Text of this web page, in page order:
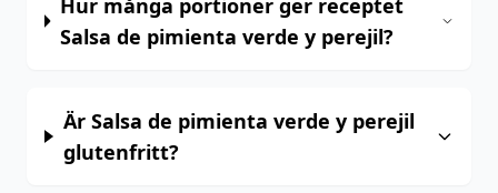
Hur många portioner ger receptet
Salsa de pimienta verde y perejil?
Är Salsa de pimienta verde y perejil
glutenfritt?